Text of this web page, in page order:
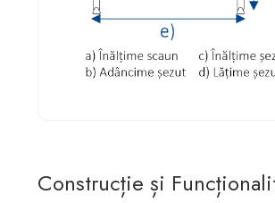
Construcție și